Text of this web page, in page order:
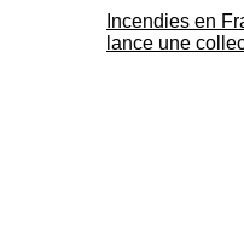
Incendies en
lance une